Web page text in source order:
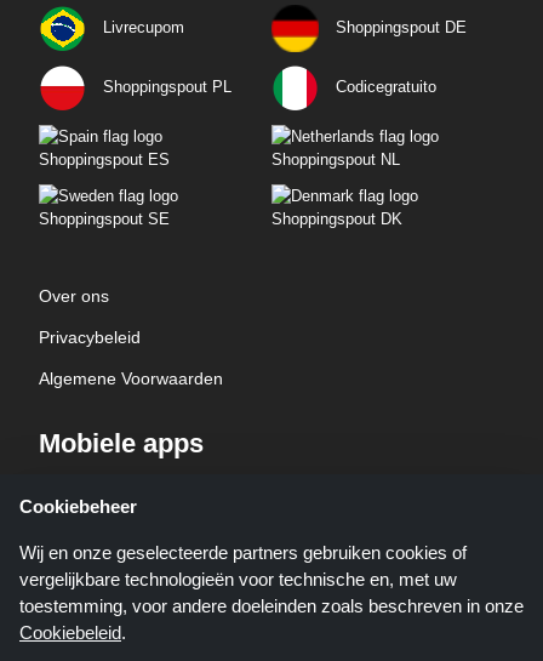
Livrecupom Shoppingspout DE
Shoppingspout PL Codicegratuito
Shoppingspout ES Shoppingspout NL
Shoppingspout SE Shoppingspout DK
Over ons
Privacybeleid
Algemene Voorwaarden
Mobiele apps
Cookiebeheer
Wij en onze geselecteerde partners gebruiken cookies of
vergelijkbare technologieën voor technische en, met uw
toestemming, voor andere doeleinden zoals beschreven in onze
Cookiebeleid.